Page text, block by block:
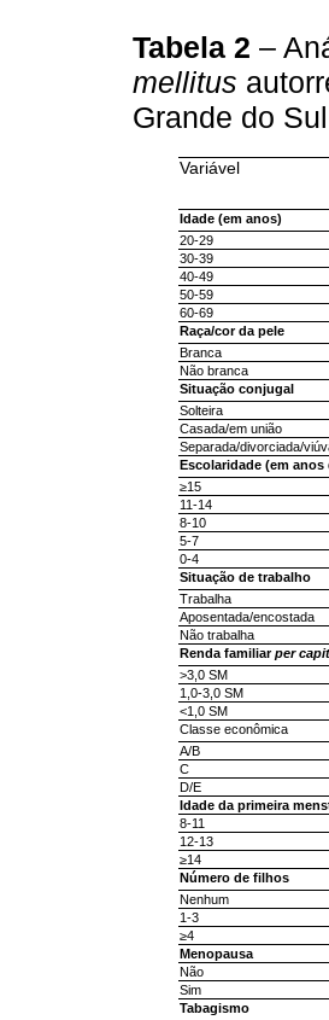
Tabela 2 –
mellitus
Grande do
Variável
Idade (em anos)
20-29
30-39
40-49
50-59
60-69
Raça/cor da pele
Branca
Não branca
Situação conjugal
Solteira
Casada/em união
Separada/divorciada/
Escolaridade (em anos
≥15
11-14
8-10
5-7
0-4
Situação de trabalho
Trabalha
Aposentada/encostada
Não trabalha
Renda familiarper
>3,0 SM
1,0-3,0 SM
<1,0 SM
Classe econômica
A/B
C
D/E
Idade da primeira
8-11
12-13
≥14
Número de filhos
Nenhum
1-3
≥4
Menopausa
Não
Sim
Tabagismo